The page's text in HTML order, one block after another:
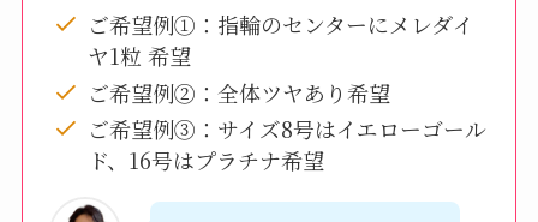
ご希望例①：指輪のセンターにメレダイ
ヤ1粒 希望
ご希望例②：全体ツヤあり希望
ご希望例③：サイズ8号はイエローゴール
ド、16号はプラチナ希望